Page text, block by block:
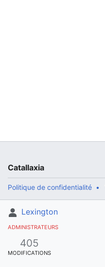
Lexington
ADMINISTRATEURS
405
MODIFICATIONS
Catallaxia
Politique de confidentialité